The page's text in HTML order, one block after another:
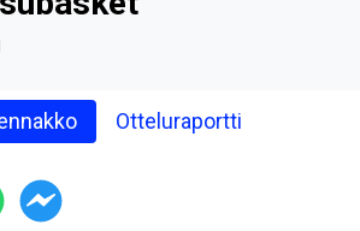
Otteluraportti